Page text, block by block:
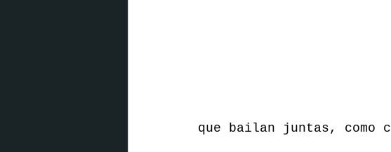
que bailan juntas, como